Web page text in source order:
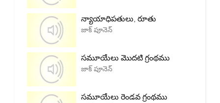
న్యాయాధిపతులు, రూతు
జాక్ పూనెన్
సమూయేలు మొదటి గ్రంథము
జాక్ పూనెన్
సమూయేలు రెండవ గ్రంథము